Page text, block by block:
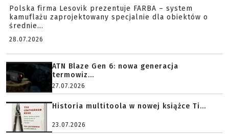
Polska firma Lesovik prezentuje FARBA – system
kamuflażu zaprojektowany specjalnie dla obiektów o
średnie...
28.07.2026
ATN Blaze Gen 6: nowa generacja
termowiz...
27.07.2026
Historia multitoola w nowej książce Ti...
23.07.2026